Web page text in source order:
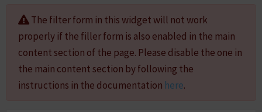
The filter form in this widget will not work
properly if the filler form is also enabled in the main
content section of the page. Please disable the one in
the main content section by following the
instructions in the documentation here.